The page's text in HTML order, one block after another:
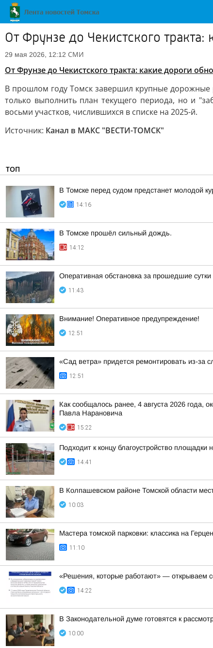
От Фрунзе до Чекистского
29 мая 2026, 12:12 СМИ
От Фрунзе до Чекистского тракта: какие дороги
В прошлом году Томск завершил крупные дорожные
только выполнить план текущего периода, но и
восьми участков, числившихся в списке на 2025-й.
Источник: Канал в МАКС "ВЕСТИ-ТОМСК"
ТОП
В Томске перед судом предстанет молодой
14:16
В Томске прошёл сильный дождь.
14:12
Оперативная обстановка за прошедшие сутки
11:43
Внимание! Оперативное предупреждение!
12:51
«Сад ветра» придется ремонтировать из-за
12:51
Как сообщалось ранее, 4 августа 2026 года,
Павла Нарановича
15:22
Подходит к концу благоустройство площадки
14:41
В Колпашевском районе Томской области
10:03
Мастера томской парковки: классика на
11:10
«Решения, которые работают» — открываем
14:22
В Законодательной думе готовятся к
10:00